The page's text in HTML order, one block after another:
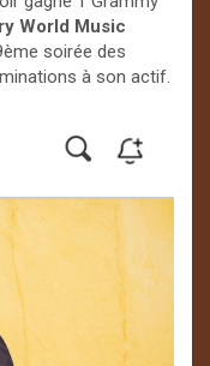
World Music
soirée des
à son actif.